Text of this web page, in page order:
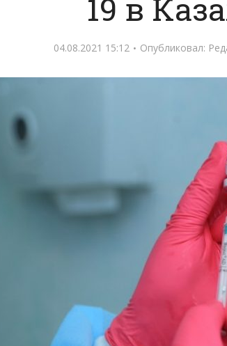
19 в
04.08.2021 15:12 Опубликовал: